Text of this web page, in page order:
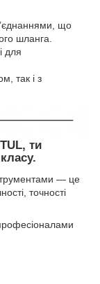
що
шланга.
для
так і з
ти
— це
точності